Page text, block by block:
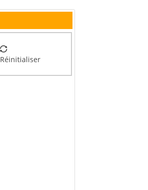
Réinitialiser